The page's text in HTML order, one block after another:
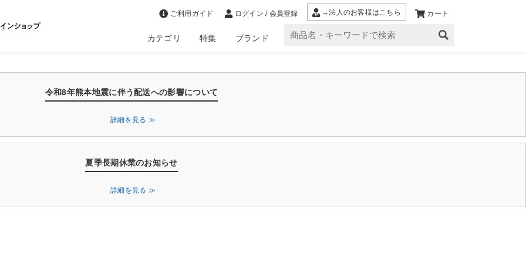
ご利用ガイド ログイン / 会員登録 →法人のお客様はこちら カート
カテゴリ 特集 ブランド
令和8年熊本地震に伴う配送への影響について
詳細を見る ≫
夏季長期休業のお知らせ
詳細を見る ≫